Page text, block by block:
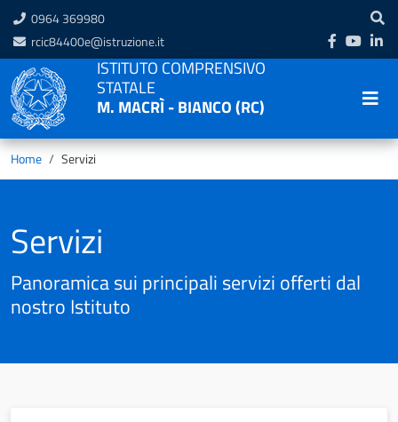
0964 369980
rcic84400e@istruzione.it
ISTITUTO COMPRENSIVO
STATALE
M. MACRÌ - BIANCO (RC)
Home Servizi
Servizi
Panoramica sui principali servizi offerti dal
nostro Istituto